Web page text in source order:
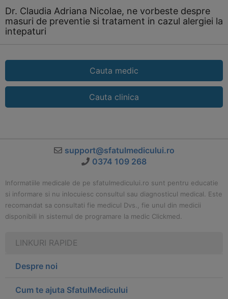
Dr. Claudia Adriana Nicolae, ne vorbeste despre
masuri de preventie si tratament in cazul alergiei la
intepaturi
Cauta medic
Cauta clinica
support@sfatulmedicului.ro
0374 109 268
Informatiile medicale de pe sfatulmedicului.ro sunt pentru educatie
si informare si nu inlocuiesc consultul sau diagnosticul medical. Este
recomandat sa consultati fie medicul Dvs., fie unul din medicii
disponibili in sistemul de programare la medic Clickmed.
LINKURI RAPIDE
Despre noi
Cum te ajuta SfatulMedicului